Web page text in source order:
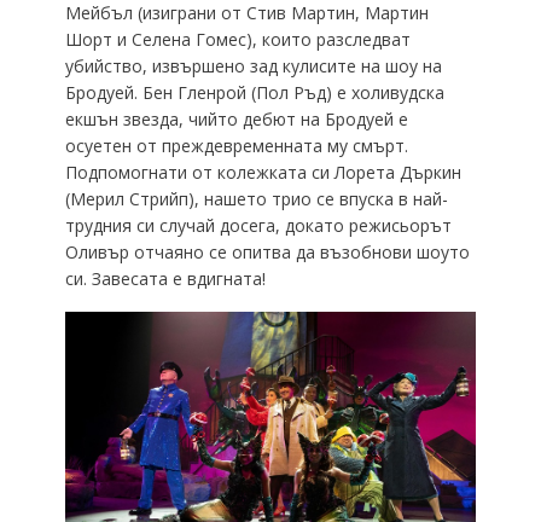
Мейбъл (изиграни от Стив Мартин, Мартин
Шорт и Селена Гомес), които разследват
убийство, извършено зад кулисите на шоу на
Бродуей. Бен Гленрой (Пол Ръд) е холивудска
екшън звезда, чийто дебют на Бродуей е
осуетен от преждевременната му смърт.
Подпомогнати от колежката си Лорета Дъркин
(Мерил Стрийп), нашето трио се впуска в най-
трудния си случай досега, докато режисьорът
Оливър отчаяно се опитва да възобнови шоуто
си. Завесата е вдигната!